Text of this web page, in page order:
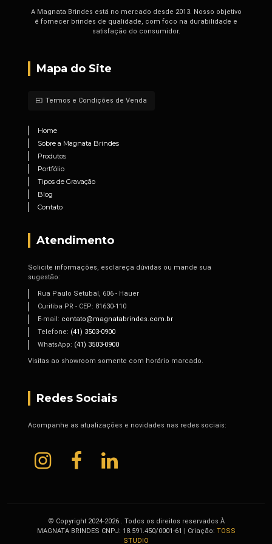
A Magnata Brindes está no mercado desde 2013. Nosso objetivo
é fornecer brindes de qualidade, com foco na durabilidade e
satisfação do consumidor.
Mapa do Site
input Termos e Condições de Venda
Home
Sobre a Magnata Brindes
Produtos
Portfólio
Tipos de Gravação
Blog
Contato
Atendimento
Solicite informações, esclareça dúvidas ou mande sua
sugestão:
Rua Paulo Setubal, 606 - Hauer
Curitiba PR - CEP: 81630-110
E-mail: contato@magnatabrindes.com.br
Telefone: (41) 3503-0900
WhatsApp: (41) 3503-0900
Visitas ao showroom somente com horário marcado.
Redes Sociais
Acompanhe as atualizações e novidades nas redes sociais:
© Copyright 2024-2026 . Todos os direitos reservados À
MAGNATA BRINDES CNPJ: 18.591.450/0001-61 | Criação: TOSS
STUDIO